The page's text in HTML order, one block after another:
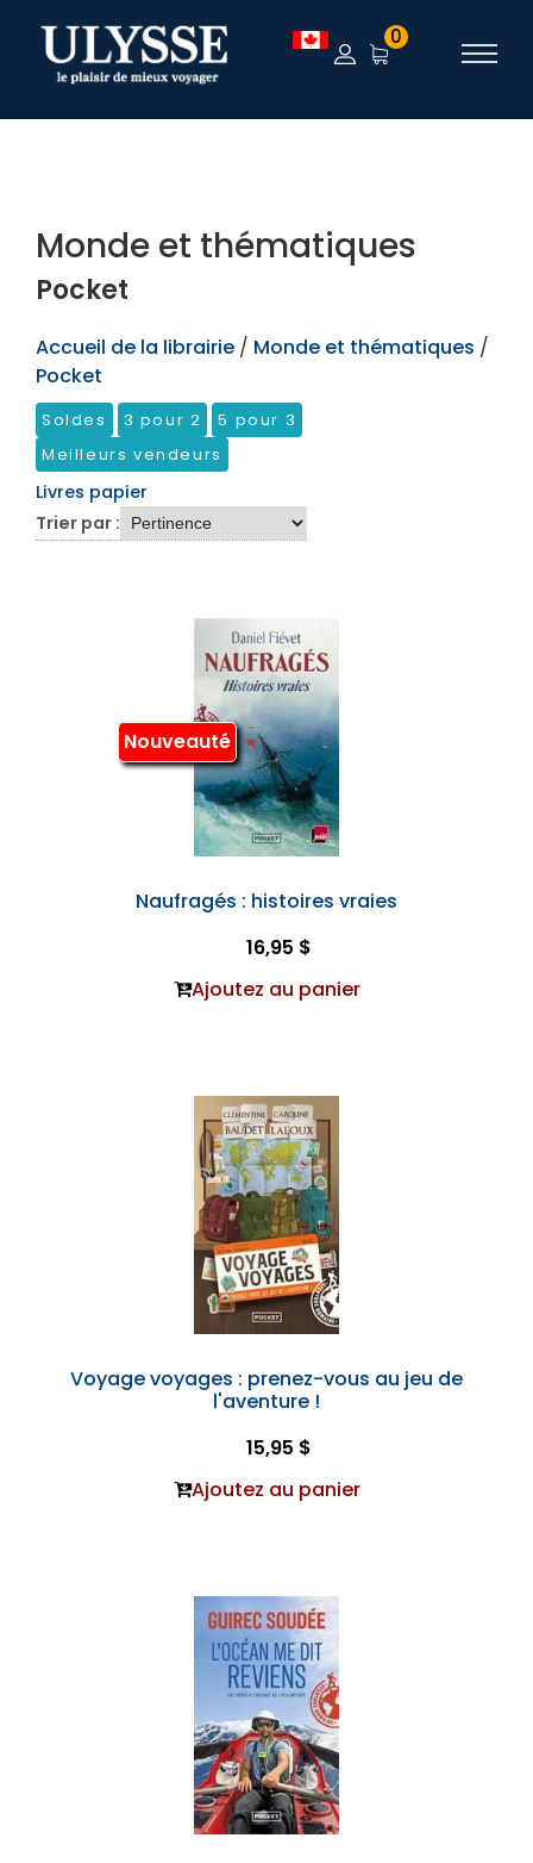
TEST 0
Monde et thématiques
Pocket
Accueil de la librairie / Monde et thématiques /
Pocket
Soldes 3 pour 2
5 pour 3
Meilleurs vendeurs
Livres papier
Trier par :
Nouveauté
Naufragés : histoires vraies
16,95 $
Ajoutez au panier
Voyage voyages : prenez-vous au jeu de
l'aventure !
15,95 $
Ajoutez au panier